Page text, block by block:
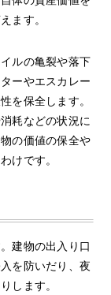
ます。
ルの亀裂や落下
ーやエスカレー
を保全します。
耗などの状況に
の価値の保全や
けです。
建物の出入り口
を防いだり、夜
します。